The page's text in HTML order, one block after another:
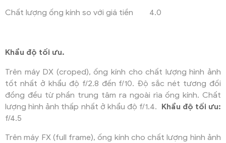
Chất lượng ống kính so với giá tiền 4.0
Khẩu độ tối ưu.
Trên máy DX (croped), ống kính cho chất lượng hình ảnh
tốt nhất ở khẩu độ f/2.8 đến f/10. Độ sắc nét tương đối
đồng đều từ phần trung tâm ra ngoài rìa ống kính. Chất
lượng hình ảnh thấp nhất ở khẩu độ f/1.4. Khẩu độ tối ưu:
f/4.5
Trên máy FX (full frame), ống kính cho chất lượng hình ảnh